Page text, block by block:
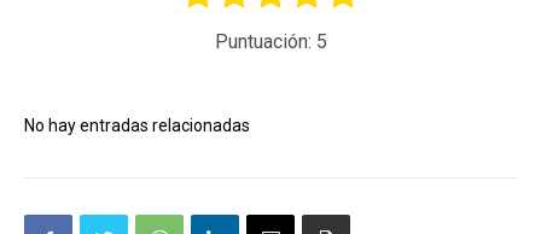
Puntuación: 5
No hay entradas relacionadas